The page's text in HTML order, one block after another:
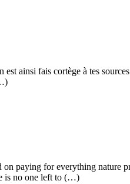
est ainsi fais cortège à tes
paying for everything
is no one left to (…)